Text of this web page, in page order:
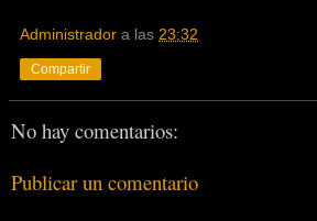
Administrador a las 23:32
Compartir
No hay comentarios:
Publicar un comentario